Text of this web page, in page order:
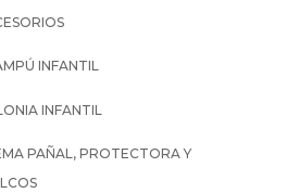
INFANTIL
INFANTIL
PAÑAL, PROTECTORA Y